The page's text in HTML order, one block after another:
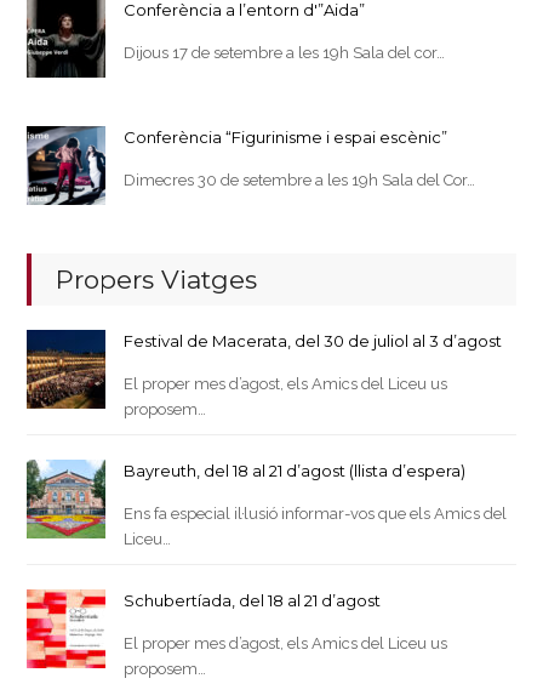
Conferència a l’entorn d'”Aida”
Dijous 17 de setembre a les 19h Sala del cor…
Conferència “Figurinisme i espai escènic”
Dimecres 30 de setembre a les 19h Sala del Cor…
Propers Viatges
Festival de Macerata, del 30 de juliol al 3 d’agost
El proper mes d’agost, els Amics del Liceu us
proposem…
Bayreuth, del 18 al 21 d’agost (llista d’espera)
Ens fa especial il·lusió informar-vos que els Amics del
Liceu…
Schubertíada, del 18 al 21 d’agost
El proper mes d’agost, els Amics del Liceu us
proposem…